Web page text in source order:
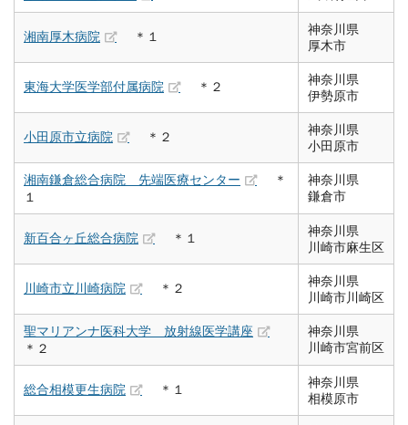
湘南厚木病院 ＊１
神奈川県
厚木市
東海大学医学部付属病院 ＊２
神奈川県
伊勢原市
小田原市立病院 ＊２
神奈川県
小田原市
湘南鎌倉総合病院 先端医療センター
＊
１
神奈川県
鎌倉市
新百合ヶ丘総合病院 ＊１
神奈川県
川崎市麻生区
川崎市立川崎病院 ＊２
神奈川県
川崎市川崎区
聖マリアンナ医科大学 放射線医学講座
＊２
神奈川県
川崎市宮前区
総合相模更生病院 ＊１
神奈川県
相模原市